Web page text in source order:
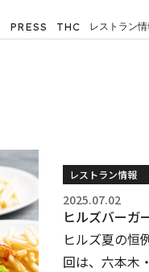
PRESS THC レストラン情
レストラン情報
2025.07.02
ヒルズバーガ
ヒルズ夏の恒
回は、六本木